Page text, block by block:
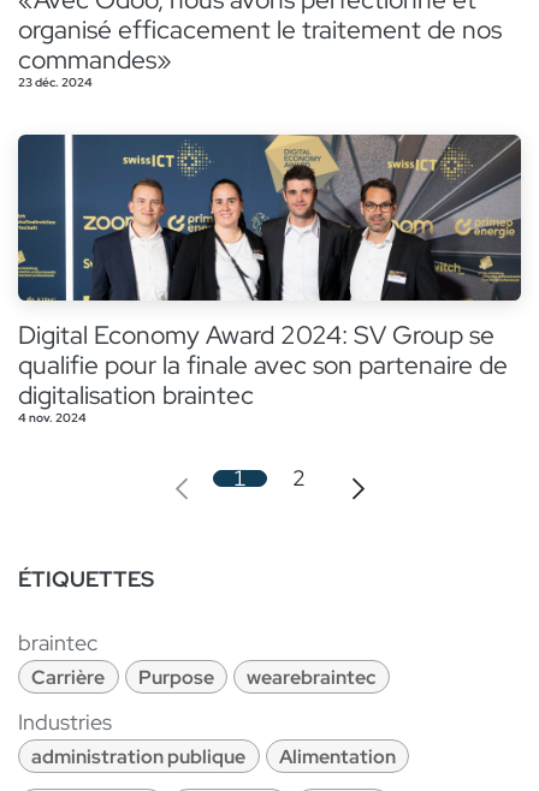
organisé efficacement le traitement de nos
commandes»
23 déc. 2024
Digital Economy Award 2024: SV Group se
qualifie pour la finale avec son partenaire de
digitalisation braintec
4 nov. 2024
1 2
ÉTIQUETTES
braintec
Carrière Purpose wearebraintec
Industries
administration publique
Alimentation